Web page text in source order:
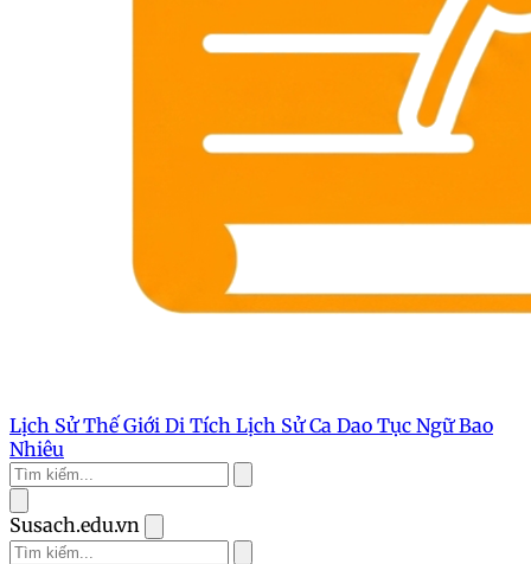
Lịch Sử Thế Giới Di Tích Lịch SửCa Dao Tục NgữBao
Nhiêu
Susach.edu.vn